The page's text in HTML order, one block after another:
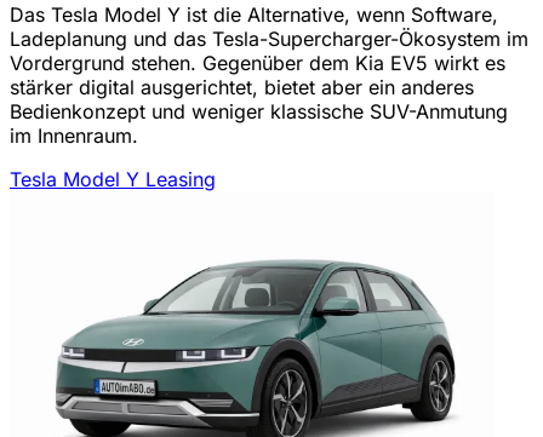
Das Tesla Model Y ist die Alternative, wenn Software,
Ladeplanung und das Tesla-Supercharger-Ökosystem im
Vordergrund stehen. Gegenüber dem Kia EV5 wirkt es
stärker digital ausgerichtet, bietet aber ein anderes
Bedienkonzept und weniger klassische SUV-Anmutung
im Innenraum.
Tesla Model Y Leasing